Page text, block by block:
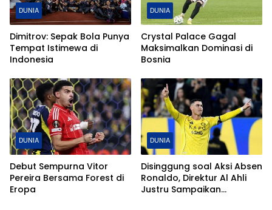
DUNIA
Dimitrov: Sepak Bola Punya
Tempat Istimewa di
Indonesia
DUNIA
Crystal Palace Gagal
Maksimalkan Dominasi di
Bosnia
DUNIA
Debut Sempurna Vitor
Pereira Bersama Forest di
Eropa
DUNIA
Disinggung soal Aksi Absen
Ronaldo, Direktur Al Ahli
Justru Sampaikan